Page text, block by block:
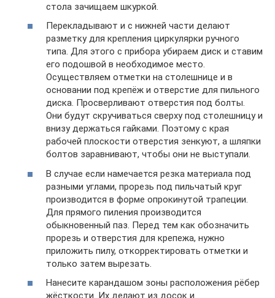
стола зачищаем шкуркой.
Перекладывают и с нижней части делают
разметку для крепления циркулярки ручного
типа. Для этого с прибора убираем диск и ставим
его подошвой в необходимое место.
Осуществляем отметки на столешнице и в
основании под крепёж и отверстие для пильного
диска. Просверливают отверстия под болты.
Они будут скручиваться сверху под столешницу и
внизу держаться гайками. Поэтому с края
рабочей плоскости отверстия зенкуют, а шляпки
болтов заравнивают, чтобы они не выступали.
В случае если намечается резка материала под
разными углами, прорезь под пильчатый круг
производится в форме опрокинутой трапеции.
Для прямого пиления производится
обыкновенный паз. Перед тем как обозначить
прорезь и отверстия для крепежа, нужно
приложить пилу, откорректировать отметки и
только затем вырезать.
Нанесите карандашом зоны расположения рёбер
жёсткости. Их делают из досок и